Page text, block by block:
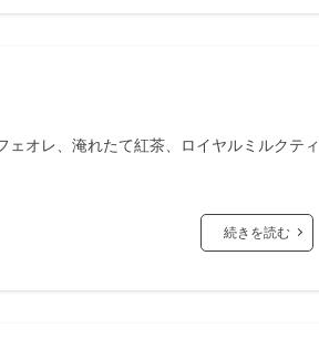
オレ、淹れたて紅茶、ロイヤルミルクティ
続きを読む